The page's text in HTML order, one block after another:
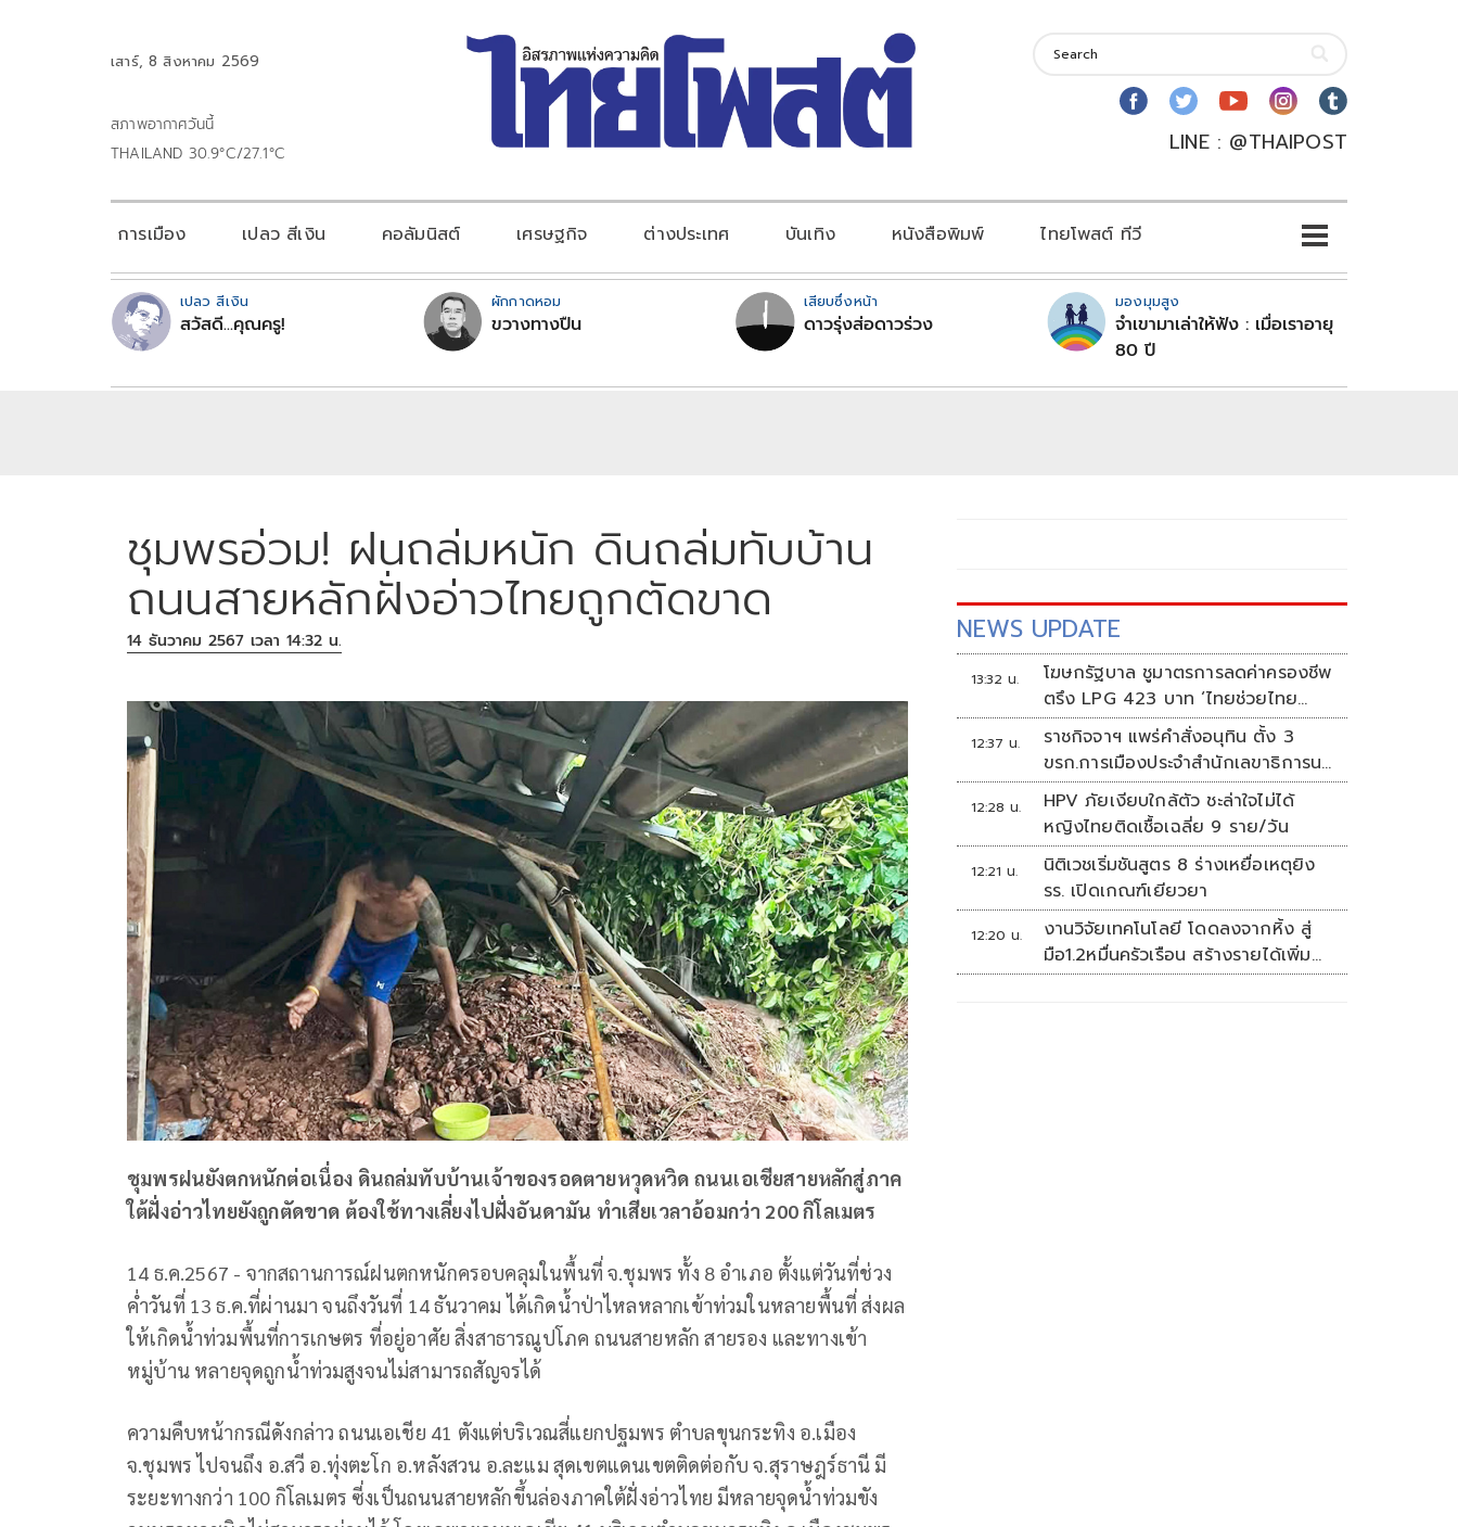
เสาร์, 8 สิงหาคม 2569
สภาพอากาศวันนี้
THAILAND 30.9°C/27.1°C
LINE : @THAIPOST
การเมือง เปลว สีเงิน คอลัมนิสต์ เศรษฐกิจ ต่างประเทศ บันเทิง หนังสือพิมพ์ ไทยโพสต์ ทีวี
เปลว สีเงิน
สวัสดี...คุณครู!
ผักกาดหอม
ขวางทางปืน
เสียบซึ่งหน้า
ดาวรุ่งส่อดาวร่วง
มองมุมสูง
จำเขามาเล่าให้ฟัง : เมื่อเราอายุ
80 ปี
ชุมพรอ่วม! ฝนถล่มหนัก ดินถล่มทับบ้าน
ถนนสายหลักฝั่งอ่าวไทยถูกตัดขาด
14 ธันวาคม 2567 เวลา 14:32 น.
ชุมพรฝนยังตกหนักต่อเนื่อง ดินถล่มทับบ้านเจ้าของรอดตายหวุดหวิด ถนนเอเชียสายหลักสู่ภาค
ใต้ฝั่งอ่าวไทยยังถูกตัดขาด ต้องใช้ทางเลี่ยงไปฝั่งอันดามัน ทำเสียเวลาอ้อมกว่า 200 กิโลเมตร
14 ธ.ค.2567 - จากสถานการณ์ฝนตกหนักครอบคลุมในพื้นที่ จ.ชุมพร ทั้ง 8 อำเภอ ตั้งแต่วันที่ช่วง
ค่ำวันที่ 13 ธ.ค.ที่ผ่านมา จนถึงวันที่ 14 ธันวาคม ได้เกิดน้ำป่าไหลหลากเข้าท่วมในหลายพื้นที่ ส่งผล
ให้เกิดน้ำท่วมพื้นที่การเกษตร ที่อยู่อาศัย สิ่งสาธารณูปโภค ถนนสายหลัก สายรอง และทางเข้า
หมู่บ้าน หลายจุดถูกน้ำท่วมสูงจนไม่สามารถสัญจรได้
ความคืบหน้ากรณีดังกล่าว ถนนเอเชีย 41 ตังแต่บริเวณสี่แยกปฐมพร ตำบลขุนกระทิง อ.เมือง
จ.ชุมพร ไปจนถึง อ.สวี อ.ทุ่งตะโก อ.หลังสวน อ.ละแม สุดเขตแดนเขตติดต่อกับ จ.สุราษฎร์ธานี มี
ระยะทางกว่า 100 กิโลเมตร ซี่งเป็นถนนสายหลักขึ้นล่องภาคใต้ฝั่งอ่าวไทย มีหลายจุดน้ำท่วมขัง
NEWS UPDATE
13:32 น.
โฆษกรัฐบาล ชูมาตรการลดค่าครองชีพ
ตรึง LPG 423 บาท ‘ไทยช่วยไทย
พลัส’ ดันเงินหมุนแสนล้าน
12:37 น.
ราชกิจจาฯ แพร่คำสั่งอนุทิน ตั้ง 3
ขรก.การเมืองประจำสำนักเลขาธิการนา
ยกฯ
12:28 น.
HPV ภัยเงียบใกล้ตัว ชะล่าใจไม่ได้
หญิงไทยติดเชื้อเฉลี่ย 9 ราย/วัน
12:21 น.
นิติเวชเริ่มชันสูตร 8 ร่างเหยื่อเหตุยิง
รร. เปิดเกณฑ์เยียวยา
12:20 น.
งานวิจัยเทคโนโลยี โดดลงจากหิ้ง สู่
มือ1.2หมื่นครัวเรือน สร้างรายได้เพิ่ม
ทุกเดือน